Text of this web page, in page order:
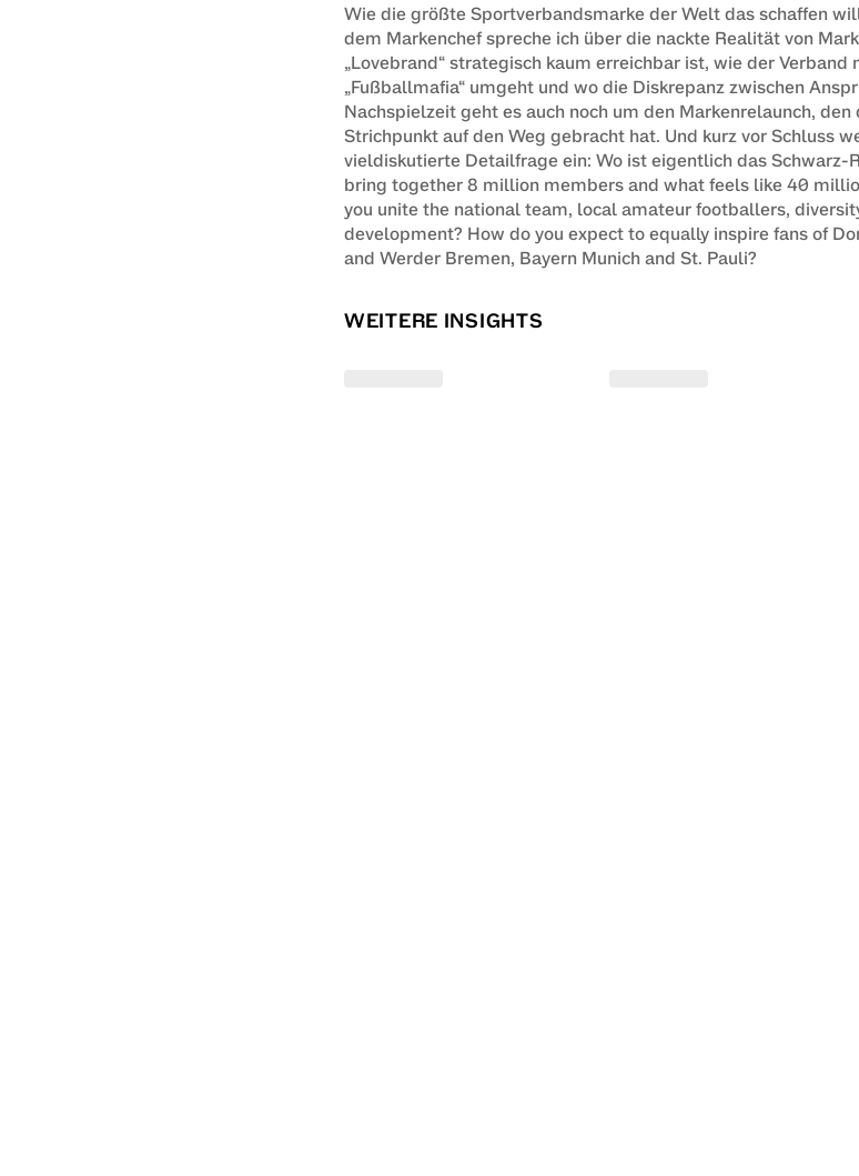
Wie die größte Sportverbandsmarke der Welt das schaffen
dem Markenchef spreche ich über die nackte Realität von
„Lovebrand“ strategisch kaum erreichbar ist, wie der
„Fußballmafia“ umgeht und wo die Diskrepanz zwischen
Nachspielzeit geht es auch noch um den Markenrelaunch,
Strichpunkt auf den Weg gebracht hat. Und kurz vor Schluss
vieldiskutierte Detailfrage ein: Wo ist eigentlich das Schwarz-
bring together 8 million members and what feels like 40
you unite the national team, local amateur footballers,
development? How do you expect to equally inspire fans of
and Werder Bremen, Bayern Munich and St. Pauli?
WEITERE INSIGHTS